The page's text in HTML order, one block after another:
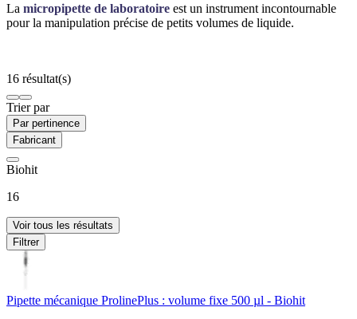
La micropipette de laboratoire est un instrument incontournable
pour la manipulation précise de petits volumes de liquide.
16 résultat(s)
Trier par
Par pertinence
Fabricant
Biohit
16
Voir tous les résultats
Filtrer
Pipette mécanique ProlinePlus : volume fixe 500 µl - Biohit